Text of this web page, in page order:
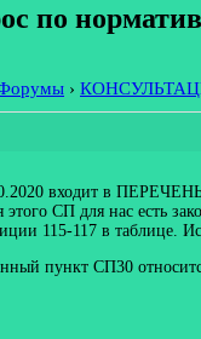
по
›
входит в ПЕРЕЧЕНЬ
этого СП для нас есть
117 в таблице.
пункт СП30